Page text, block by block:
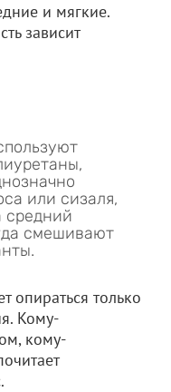
и мягкие.
зависит
или сизаля,
средний
смешивают
опираться только
Кому-
кому-